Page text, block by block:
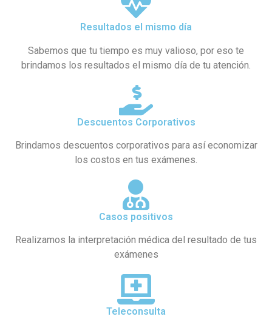
Resultados el mismo día
Sabemos que tu tiempo es muy valioso, por eso te
brindamos los resultados el mismo día de tu atención.
Descuentos Corporativos
Brindamos descuentos corporativos para así economizar
los costos en tus exámenes.
Casos positivos
Realizamos la interpretación médica del resultado de tus
exámenes
Teleconsulta